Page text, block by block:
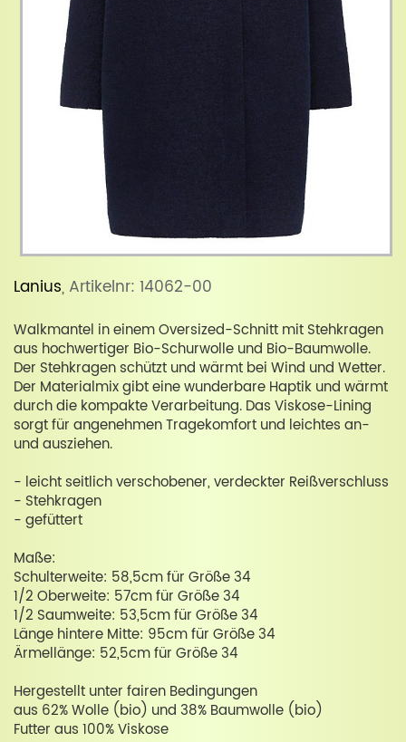
Lanius, Artikelnr: 14062-00
Walkmantel in einem Oversized-Schnitt mit Stehkragen
aus hochwertiger Bio-Schurwolle und Bio-Baumwolle.
Der Stehkragen schützt und wärmt bei Wind und Wetter.
Der Materialmix gibt eine wunderbare Haptik und wärmt
durch die kompakte Verarbeitung. Das Viskose-Lining
sorgt für angenehmen Tragekomfort und leichtes an-
und ausziehen.
- leicht seitlich verschobener, verdeckter Reißverschluss
- Stehkragen
- gefüttert
Maße:
Schulterweite: 58,5cm für Größe 34
1/2 Oberweite: 57cm für Größe 34
1/2 Saumweite: 53,5cm für Größe 34
Länge hintere Mitte: 95cm für Größe 34
Ärmellänge: 52,5cm für Größe 34
Hergestellt unter fairen Bedingungen
aus 62% Wolle (bio) und 38% Baumwolle (bio)
Futter aus 100% Viskose